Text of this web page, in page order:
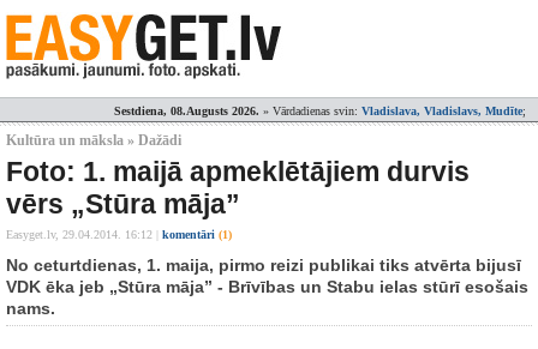
Sestdiena, 08.Augusts 2026. » Vārdadienas svin: Vladislava, Vladislavs, Mudīte;
Kultūra un māksla » Dažādi
Foto: 1. maijā apmeklētājiem durvis
vērs „Stūra māja”
Easyget.lv, 29.04.2014. 16:12 komentāri (1)
No ceturtdienas, 1. maija, pirmo reizi publikai tiks atvērta bijusī
VDK ēka jeb „Stūra māja” - Brīvības un Stabu ielas stūrī esošais
nams.